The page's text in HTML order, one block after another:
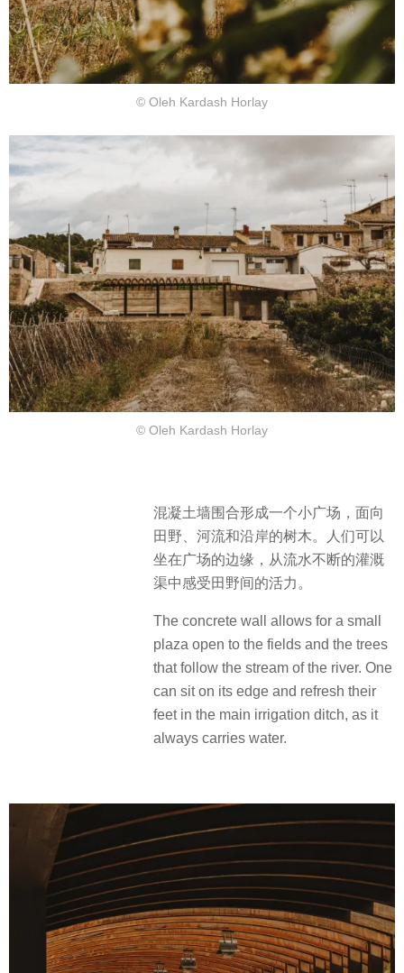
© Oleh Kardash Horlay
© Oleh Kardash Horlay
混凝土墙围合形成一个小广场，面向
田野、河流和沿岸的树木。人们可以
坐在广场的边缘，从流水不断的灌溉
渠中感受田野间的活力。
The concrete wall allows for a small
plaza open to the fields and the trees
that follow the stream of the river. One
can sit on its edge and refresh their
feet in the main irrigation ditch, as it
always carries water.